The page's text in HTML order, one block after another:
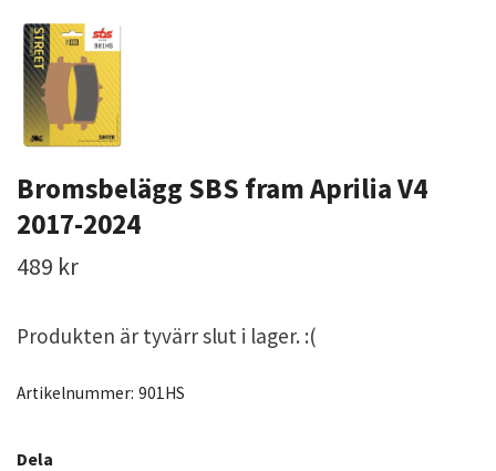
Bromsbelägg SBS fram Aprilia V4
2017-2024
489 kr
Produkten är tyvärr slut i lager. :(
Artikelnummer: 901HS
Dela